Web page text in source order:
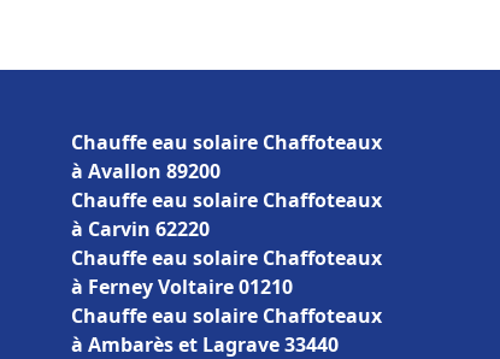
Chauffe eau solaire Chaffoteaux
à Avallon 89200
Chauffe eau solaire Chaffoteaux
à Carvin 62220
Chauffe eau solaire Chaffoteaux
à Ferney Voltaire 01210
Chauffe eau solaire Chaffoteaux
à Ambarès et Lagrave 33440